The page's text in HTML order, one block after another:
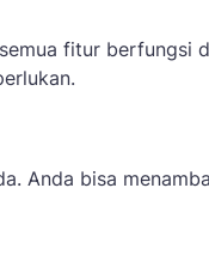
fitur berfungsi
Anda bisa